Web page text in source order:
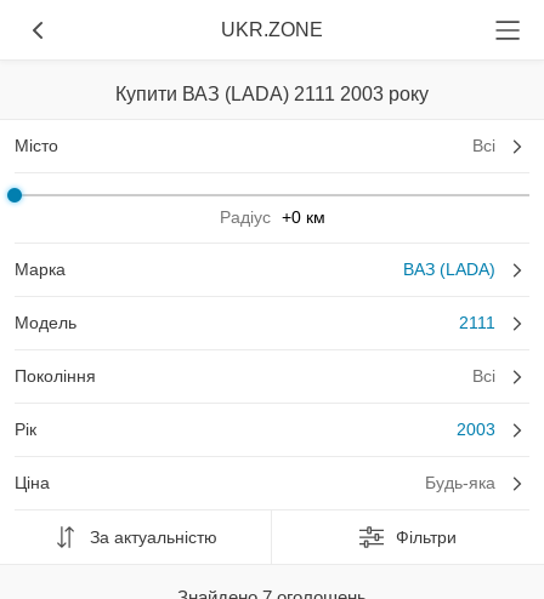
UKR.ZONE
Купити ВАЗ (LADA) 2111 2003 року
Місто Всі
Радіус +0 км
Марка ВАЗ (LADA)
Модель 2111
Покоління Всі
Рік 2003
Ціна Будь-яка
За актуальністю Фільтри